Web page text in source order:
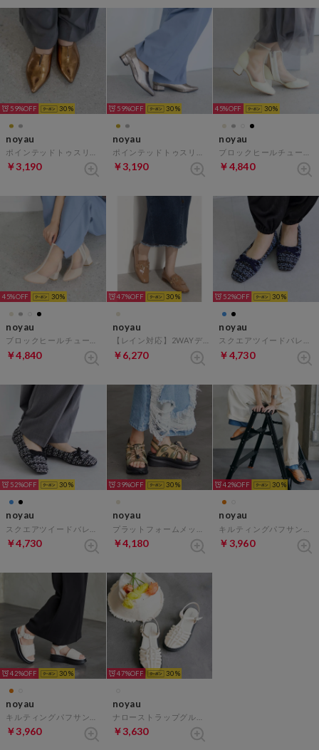
59% 30
noyau
￥3,190
59% 30
noyau
￥3,190
45% 30
noyau
￥4,840
45% 30
noyau
￥4,840
47% 30
noyau
￥6,270
52% 30
noyau
￥4,730
52% 30
noyau
￥4,730
39% 30
noyau
￥4,180
42% 30
noyau
￥3,960
42% 30
noyau
￥3,960
47% 30
noyau
￥3,630